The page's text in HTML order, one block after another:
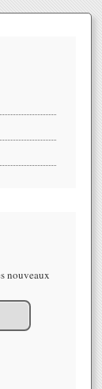
nouveaux